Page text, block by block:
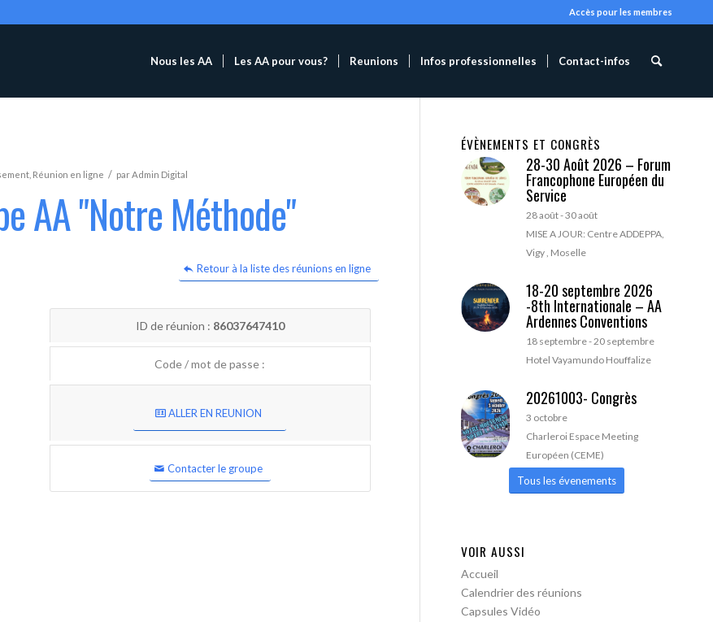
Accès pour les membres
Nous les AA Les AA pour vous? Reunions Infos professionnelles Contact-infos
Réunion en ligne / parAdmin Digital
AA "Notre Méthode"
Retour à la liste des réunions en ligne
ID de réunion : 86037647410
Code / mot de passe :
ALLER EN REUNION
Contacter le groupe
ÉVÈNEMENTS ET CONGRÈS
28-30 Août 2026 – Forum
Francophone Européen du
Service
28 août-30 août
MISE A JOUR: Centre ADDEPPA,
Vigy , Moselle
18-20 septembre 2026
-8th Internationale – AA
Ardennes Conventions
18 septembre-20 septembre
Hotel Vayamundo Houffalize
20261003- Congrès
3 octobre
Charleroi Espace Meeting
Européen (CEME)
Tous les évenements
VOIR AUSSI
Accueil
Calendrier des réunions
Capsules Vidéo